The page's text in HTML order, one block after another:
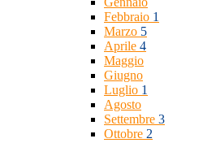
Febbraio 1
Marzo 5
Aprile 4
Maggio
Giugno
Luglio 1
Agosto
Settembre 3
Ottobre 2